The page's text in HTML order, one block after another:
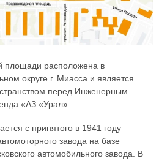
площади расположена в
округе г. Миасса и является
перед Инженерным
«АЗ «Урал».
с принятого в 1941 году
завода на базе
автомобильного завода. В